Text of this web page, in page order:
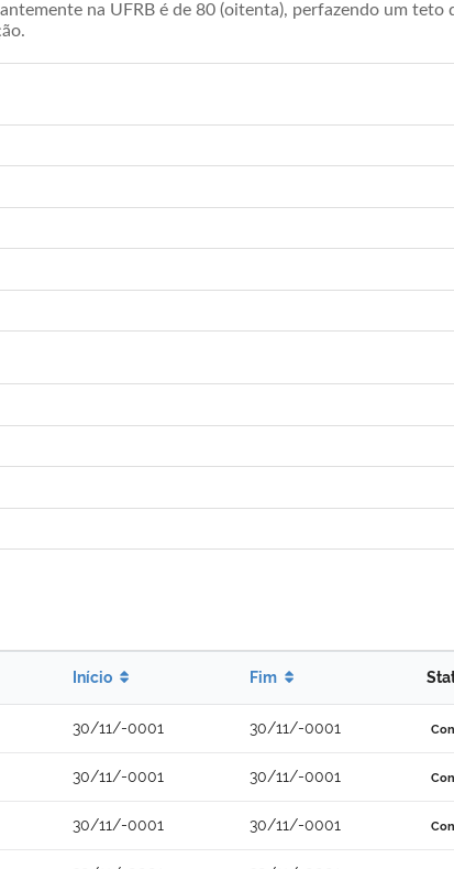
na UFRB é de 80 (oitenta), perfazendo um teto
Início Fim
30/11/-0001 30/11/-0001
30/11/-0001 30/11/-0001
30/11/-0001 30/11/-0001